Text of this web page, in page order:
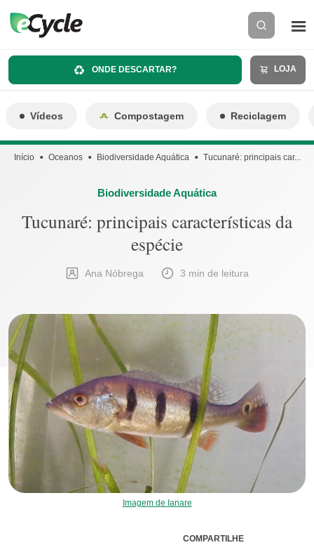
ONDE DESCARTAR? LOJA
Vídeos Compostagem Reciclagem
Início Oceanos Biodiversidade Aquática Tucunaré: principais car...
Biodiversidade Aquática
Tucunaré: principais características da
espécie
Ana Nóbrega 3 min de leitura
Imagem de Ianare
COMPARTILHE